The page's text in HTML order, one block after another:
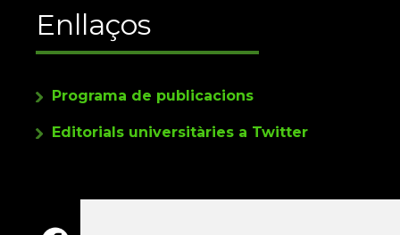
Enllaços
Programa de publicacions
Editorials universitàries a Twitter